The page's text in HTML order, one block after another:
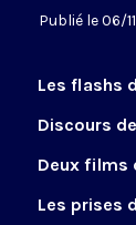
Publié le 06/
Les flashs
Discours
Deux films
Les prises